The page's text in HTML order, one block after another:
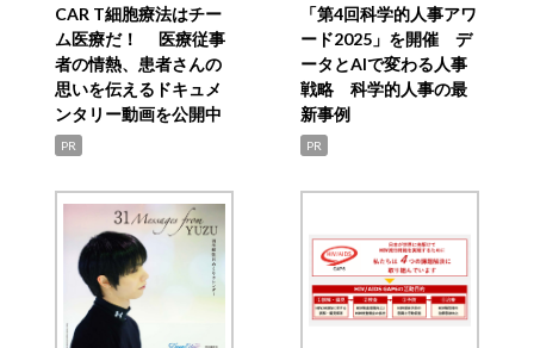
CAR T細胞療法はチー
ム医療だ！ 医療従事
者の情熱、患者さんの
思いを伝えるドキュメ
ンタリー動画を公開中
PR
「第4回科学的人事アワ
ード2025」を開催 デ
ータとAIで変わる人事
戦略 科学的人事の最
新事例
PR